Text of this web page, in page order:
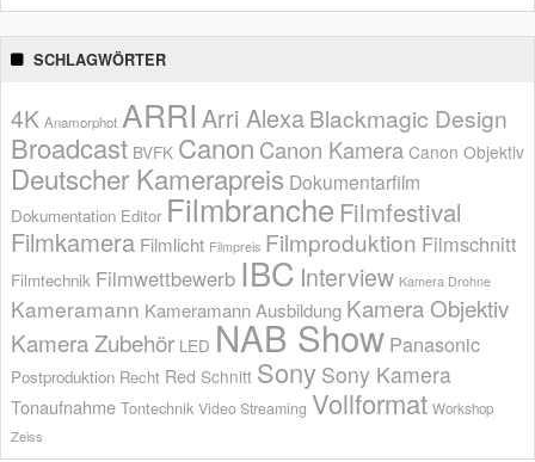
SCHLAGWÖRTER
4K Anamorphot ARRI Arri AlexaBlackmagic Design
Broadcast BVFK Canon Canon Kamera Canon Objektiv
Deutscher Kamerapreis Dokumentarfilm
Dokumentation Editor Filmbranche Filmfestival
Filmkamera Filmlicht Filmpreis Filmproduktion Filmschnitt
Filmtechnik Filmwettbewerb IBC Interview Kamera Drohne
Kameramann Kameramann Ausbildung Kamera Objektiv
Kamera Zubehör LED NAB Show Panasonic
Postproduktion Recht Red Schnitt Sony Sony Kamera
Tonaufnahme Tontechnik Video Streaming Vollformat Workshop
Zeiss